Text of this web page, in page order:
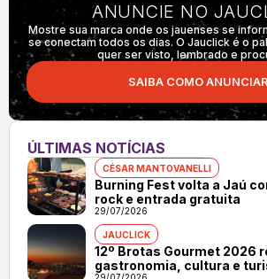
ANUNCIE NO
Mostre sua marca onde os jauenses se
se conectam todos os dias. O Jauclick é o
quer ser visto, lembrado e
SAIBA COMO ANUNCIAR
ÚLTIMAS NOTÍCIAS
CÉSAR MANTOVANELLI
Burning Fest volta a Jaú
rock e entrada gratuita
29/07/2026
JAUCLICK
12º Brotas Gourmet 2026
gastronomia, cultura e